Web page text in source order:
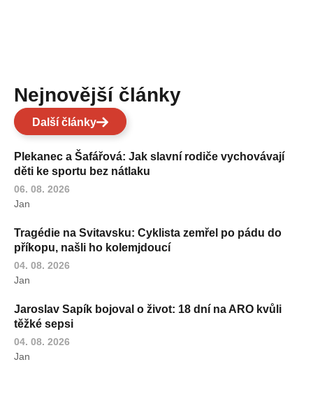
Nejnovější články
Další články
Plekanec a Šafářová: Jak slavní rodiče vychovávají
děti ke sportu bez nátlaku
06. 08. 2026
Jan
Tragédie na Svitavsku: Cyklista zemřel po pádu do
příkopu, našli ho kolemjdoucí
04. 08. 2026
Jan
Jaroslav Sapík bojoval o život: 18 dní na ARO kvůli
těžké sepsi
04. 08. 2026
Jan